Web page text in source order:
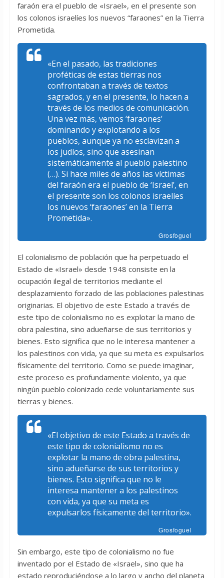
faraón era el pueblo de «Israel», en el presente son
los colonos israelíes los nuevos “faraones” en la Tierra
Prometida.
«En el pasado, las tradiciones
proféticas de estas tierras nos
confrontaban a través de textos
sagrados, y en el presente, lo hacen a
través de los medios de comunicación.
Una vez más, vemos ‘faraones’
dominando y explotando a los
pueblos, aunque ya no esclavizan a
los judíos, sino que asesinan
sistemáticamente al pueblo palestino
(…). Si hace miles de años las víctimas
del faraón era el pueblo de ‘Israel’, en
el presente son los colonos israelíes
los nuevos ‘faraones’ en la Tierra
Prometida».
Grosfoguel
El colonialismo de población que ha perpetuado el
Estado de «Israel» desde 1948 consiste en la
ocupación ilegal de territorios mediante el
desplazamiento forzado de las poblaciones palestinas
originarias. El objetivo de este Estado a través de
este tipo de colonialismo no es explotar la mano de
obra palestina, sino adueñarse de sus territorios y
bienes. Esto significa que no le interesa mantener a
los palestinos con vida, ya que su meta es expulsarlos
físicamente del territorio. Como se puede imaginar,
este proceso es profundamente violento, ya que
ningún pueblo colonizado cede voluntariamente sus
tierras y bienes.
«El objetivo de este Estado a través de
este tipo de colonialismo no es
explotar la mano de obra palestina,
sino adueñarse de sus territorios y
bienes. Esto significa que no le
interesa mantener a los palestinos
con vida, ya que su meta es
expulsarlos físicamente del territorio».
Grosfoguel
Sin embargo, este tipo de colonialismo no fue
inventado por el Estado de «Israel», sino que ha
estado reproduciéndose a lo largo y ancho del planeta